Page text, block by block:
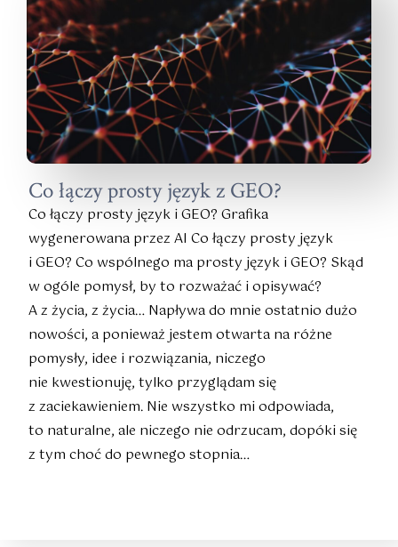
Co łączy prosty język z GEO?
Co łączy prosty język i GEO? Grafika
wygenerowana przez AI Co łączy prosty język
i GEO? Co wspólnego ma prosty język i GEO? Skąd
w ogóle pomysł, by to rozważać i opisywać?
A z życia, z życia… Napływa do mnie ostatnio dużo
nowości, a ponieważ jestem otwarta na różne
pomysły, idee i rozwiązania, niczego
nie kwestionuję, tylko przyglądam się
z zaciekawieniem. Nie wszystko mi odpowiada,
to naturalne, ale niczego nie odrzucam, dopóki się
z tym choć do pewnego stopnia…